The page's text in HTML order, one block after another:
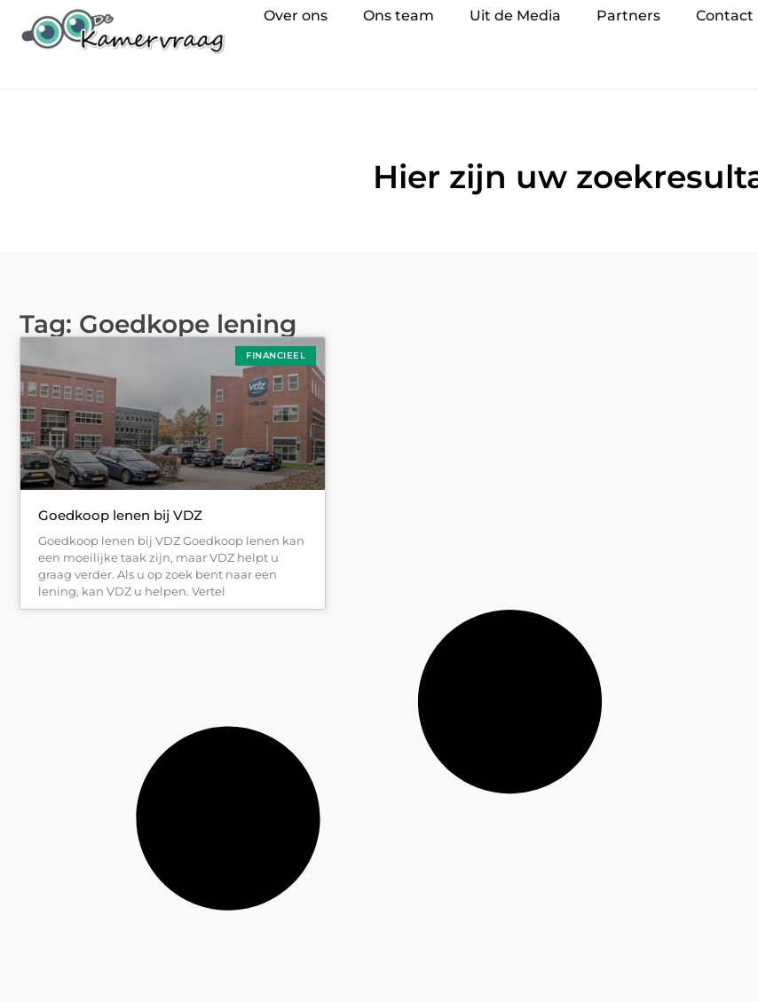
Over ons Ons team Uit de Media Partners Contact
Hier zijn uw
Tag: Goedkope lening
FINANCIEEL
Goedkoop lenen bij VDZ
Goedkoop lenen bij VDZ Goedkoop lenen kan
een moeilijke taak zijn, maar VDZ helpt u
graag verder. Als u op zoek bent naar een
lening, kan VDZ u helpen. Vertel